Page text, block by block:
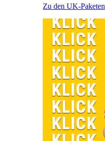
Zu den UK-Paketen